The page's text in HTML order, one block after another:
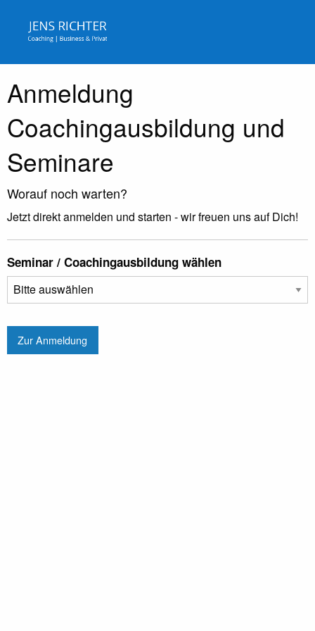
Anmeldung
Coachingausbildung und
Seminare
Worauf noch warten?
Jetzt direkt anmelden und starten - wir freuen uns auf Dich!
Seminar / Coachingausbildung wählen